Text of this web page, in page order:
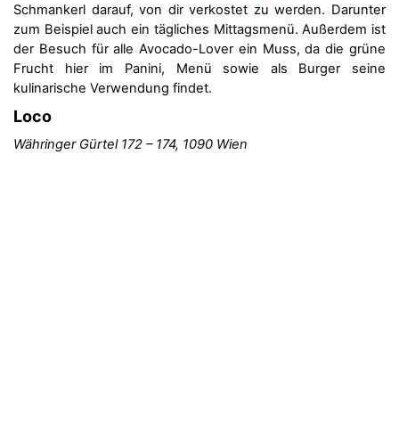
Schmankerl darauf, von dir verkostet zu werden. Darunter
zum Beispiel auch ein tägliches Mittagsmenü. Außerdem ist
der Besuch für alle Avocado-Lover ein Muss, da die grüne
Frucht hier im Panini, Menü sowie als Burger seine
kulinarische Verwendung findet.
Loco
Währinger Gürtel 172 – 174, 1090 Wien